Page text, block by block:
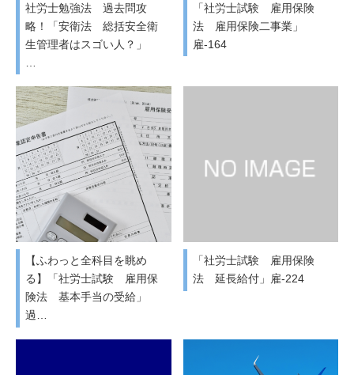
社労士勉強法 過去問攻
略！「安衛法 総括安全衛
生管理者はスゴい人？」
「社労士試験 雇用保険
法 雇用保険二事業」
雇-164
【ふわっと全科目を眺め
る】「社労士試験 雇用保
険法 基本手当の受給」
過…
「社労士試験 雇用保険
法 延長給付」雇-224